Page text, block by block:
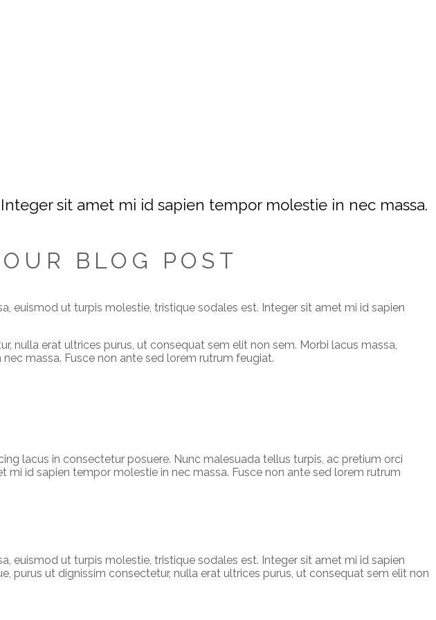
sit amet mi id sapien tempor molestie in nec massa.
BLOG POST
euismod ut turpis molestie, tristique sodales est. Integer sit amet mi id sapien
nulla erat ultrices purus, ut consequat sem elit non sem. Morbi lacus massa,
massa. Fusce non ante sed lorem rutrum feugiat.
lacus in consectetur posuere. Nunc malesuada tellus turpis, ac pretium orci
id sapien tempor molestie in nec massa. Fusce non ante sed lorem rutrum
euismod ut turpis molestie, tristique sodales est. Integer sit amet mi id sapien
purus ut dignissim consectetur, nulla erat ultrices purus, ut consequat sem elit non